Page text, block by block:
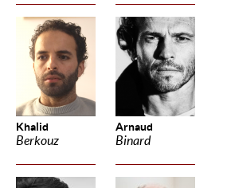
Khalid
Berkouz
Arnaud
Binard